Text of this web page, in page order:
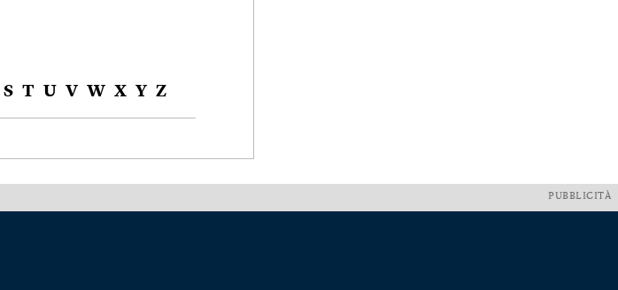
S T U V W X Y Z
PUBBLICITÀ